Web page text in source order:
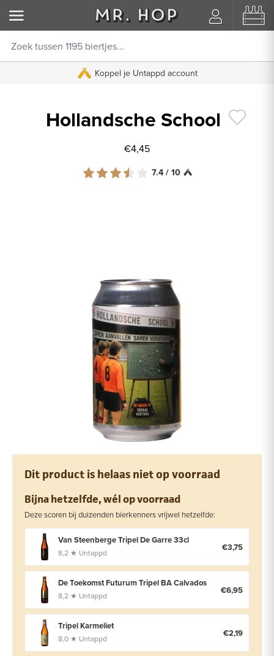
Koppel je Untappd account
8000+ beoordelingen 9.8/10
Hollandsche School
€4,45
7.4 / 10
Dit product is helaas niet op voorraad
Bijna hetzelfde, wél op voorraad
Deze scoren bij duizenden bierkenners vrijwel hetzelfde:
Van Steenberge Tripel De Garre 33cl
8,2 ★ Untappd €3,75
De Toekomst Futurum Tripel BA Calvados
8,2 ★ Untappd €6,95
Tripel Karmeliet
8,0 ★ Untappd €2,19